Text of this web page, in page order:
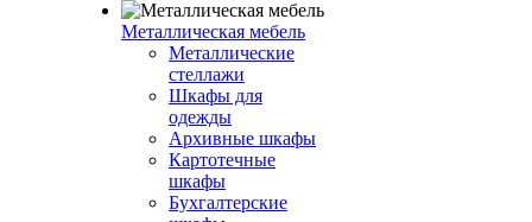
Металлическая мебель
Металлические
стеллажи
Шкафы для
одежды
Архивные шкафы
Картотечные
шкафы
Бухгалтерские